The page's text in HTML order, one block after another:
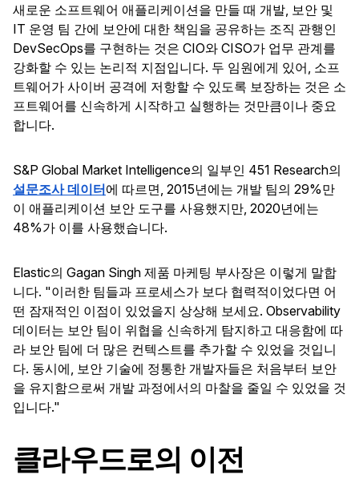
새로운 소프트웨어 애플리케이션을 만들 때 개발, 보안 및
IT 운영 팀 간에 보안에 대한 책임을 공유하는 조직 관행인
DevSecOps를 구현하는 것은 CIO와 CISO가 업무 관계를
강화할 수 있는 논리적 지점입니다. 두 임원에게 있어, 소프
트웨어가 사이버 공격에 저항할 수 있도록 보장하는 것은 소
프트웨어를 신속하게 시작하고 실행하는 것만큼이나 중요
합니다.
S&P Global Market Intelligence의 일부인 451 Research의
설문조사 데이터에 따르면, 2015년에는 개발 팀의 29%만
이 애플리케이션 보안 도구를 사용했지만, 2020년에는
48%가 이를 사용했습니다.
Elastic의 Gagan Singh 제품 마케팅 부사장은 이렇게 말합
니다. "이러한 팀들과 프로세스가 보다 협력적이었다면 어
떤 잠재적인 이점이 있었을지 상상해 보세요. Observability
데이터는 보안 팀이 위협을 신속하게 탐지하고 대응함에 따
라 보안 팀에 더 많은 컨텍스트를 추가할 수 있었을 것입니
다. 동시에, 보안 기술에 정통한 개발자들은 처음부터 보안
을 유지함으로써 개발 과정에서의 마찰을 줄일 수 있었을 것
입니다."
클라우드로의 이전